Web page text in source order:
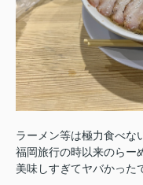
ラーメン等は極力食べな
福岡旅行の時以来のらー
美味しすぎてヤバかった